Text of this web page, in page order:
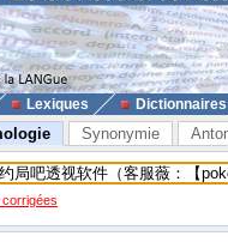
Lexiques Dictionnaires
Synonymie